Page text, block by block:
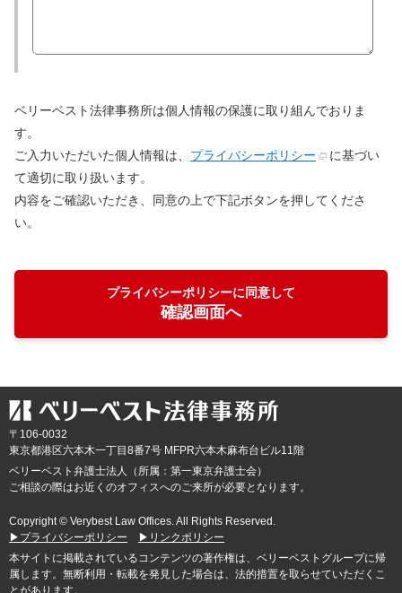
ベリーベスト法律事務所は個人情報の保護に取り組んでおりま
す。
ご入力いただいた個人情報は、 プライバシーポリシー
に基づい
て適切に取り扱います。
内容をご確認いただき、同意の上で下記ボタンを押してくださ
い。
プライバシーポリシーに同意して
確認画面へ
〒106-0032
東京都港区六本木一丁目8番7号 MFPR六本木麻布台ビル11階
ベリーベスト弁護士法人（所属：第一東京弁護士会）
ご相談の際はお近くのオフィスへのご来所が必要となります。
Copyright © Verybest Law Offices. All Rights Reserved.
▶プライバシーポリシー
▶リンクポリシー
本サイトに掲載されているコンテンツの著作権は、ベリーベストグループに帰
属します。無断利用・転載を発見した場合は、法的措置を取らせていただくこ
とがあります。